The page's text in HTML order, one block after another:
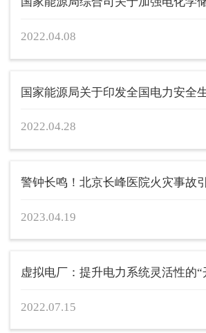
2022.04.08
2022.04.28
警钟长鸣！北京长峰医院火灾事故
2023.04.19
虚拟电厂：提升电力系统灵活性的“
2022.07.15